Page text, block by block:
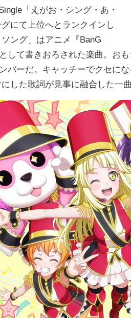
「えがお・シング・あ・
にて上位へとランクインし
ング」はアニメ『BanG
して書きおろされた楽曲。お
バーだ。キャッチーでクセに
した歌詞が見事に融合した一